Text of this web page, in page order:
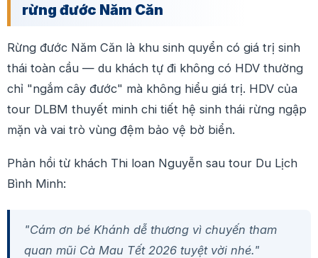
rừng đước Năm Căn
Rừng đước Năm Căn là khu sinh quyển có giá trị sinh
thái toàn cầu — du khách tự đi không có HDV thường
chỉ "ngắm cây đước" mà không hiểu giá trị. HDV của
tour DLBM thuyết minh chi tiết hệ sinh thái rừng ngập
mặn và vai trò vùng đệm bảo vệ bờ biển.
Phản hồi từ khách Thi loan Nguyễn sau tour Du Lịch
Bình Minh:
"Cám ơn bé Khánh dễ thương vì chuyến tham
quan mũi Cà Mau Tết 2026 tuyệt vời nhé."